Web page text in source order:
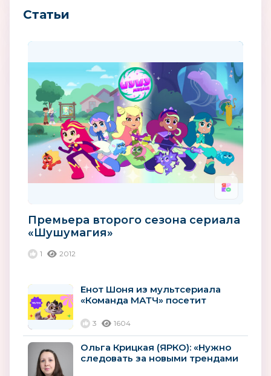
Статьи
Премьера второго сезона сериала
«Шушумагия»
1 2012
Енот Шоня из мультсериала
«Команда МАТЧ» посетит
Единой...
3 1604
Ольга Крицкая (ЯРКО): «Нужно
следовать за новыми трендами